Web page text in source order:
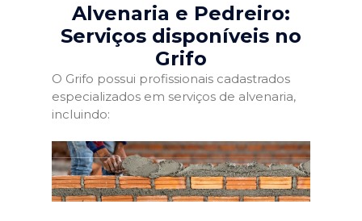
Alvenaria e Pedreiro:
Serviços disponíveis no
Grifo
O Grifo possui profissionais cadastrados
especializados em serviços de alvenaria,
incluindo: